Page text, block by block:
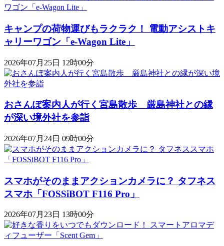
キャンプの荷物運びもラクラク！ 電動アシストキ
ャリーワゴン「​​e-Wagon Lite」
2026年07月25日 12時00分
おさんぽ案内人が行く宮島散歩 厳島神社との縁
が深い境外社を参詣
2026年07月24日 09時00分
スマホがそのままアクションカメラに？ タフネス
スマホ「FOSSiBOT F116 Pro」
2026年07月23日 13時00分